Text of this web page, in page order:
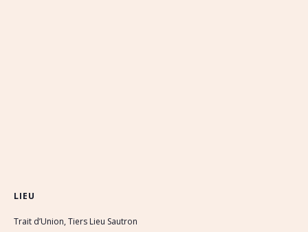
LIEU
Trait d’Union, Tiers Lieu Sautron